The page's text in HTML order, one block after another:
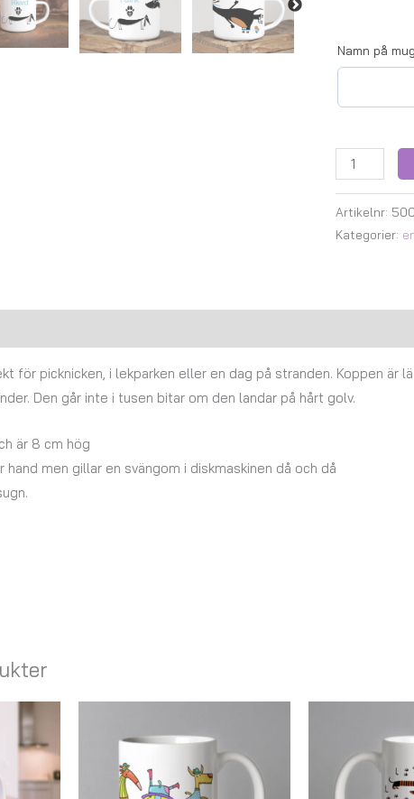
Namn på
Artikelnr:
Kategorier:
för picknicken, i lekparken eller en dag på stranden. Koppen är
Den går inte i tusen bitar om den landar på hårt golv.
är 8 cm hög
men gillar en svängom i diskmaskinen då och då